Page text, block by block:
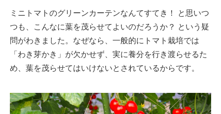
ミニトマトのグリーンカーテンなんてすてき！ と思いつ
つも、こんなに葉を茂らせてよいのだろうか？ という疑
問がわきました。なぜなら、一般的にトマト栽培では
「わき芽かき」が欠かせず、実に養分を行き渡らせるた
め、葉を茂らせてはいけないとされているからです。